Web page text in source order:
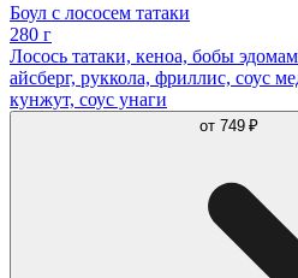
Боул с лососем татаки
280 г
Лосось татаки, кеноа, бобы
айсберг, руккола, фриллис, соус
кунжут, соус унаги
от 749 ₽